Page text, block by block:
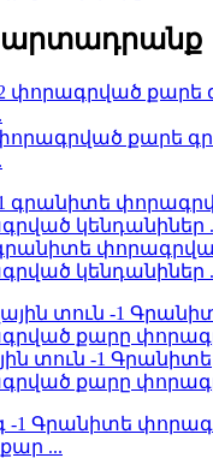
քարե
կենդանիներ
տուն -1 Գրանիտե
քարը